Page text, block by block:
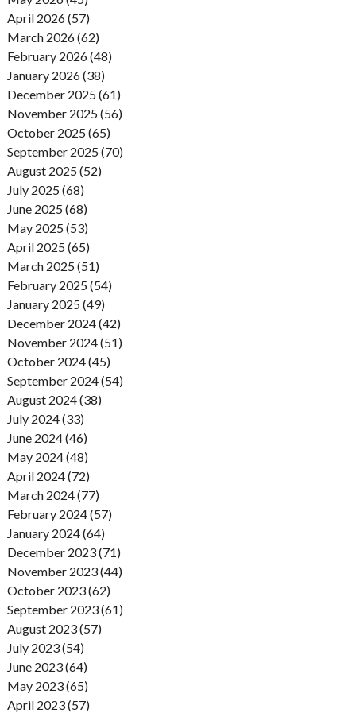
April 2026 (57)
March 2026 (62)
February 2026 (48)
January 2026 (38)
December 2025 (61)
November 2025 (56)
October 2025 (65)
September 2025 (70)
August 2025 (52)
July 2025 (68)
June 2025 (68)
May 2025 (53)
April 2025 (65)
March 2025 (51)
February 2025 (54)
January 2025 (49)
December 2024 (42)
November 2024 (51)
October 2024 (45)
September 2024 (54)
August 2024 (38)
July 2024 (33)
June 2024 (46)
May 2024 (48)
April 2024 (72)
March 2024 (77)
February 2024 (57)
January 2024 (64)
December 2023 (71)
November 2023 (44)
October 2023 (62)
September 2023 (61)
August 2023 (57)
July 2023 (54)
June 2023 (64)
May 2023 (65)
April 2023 (57)